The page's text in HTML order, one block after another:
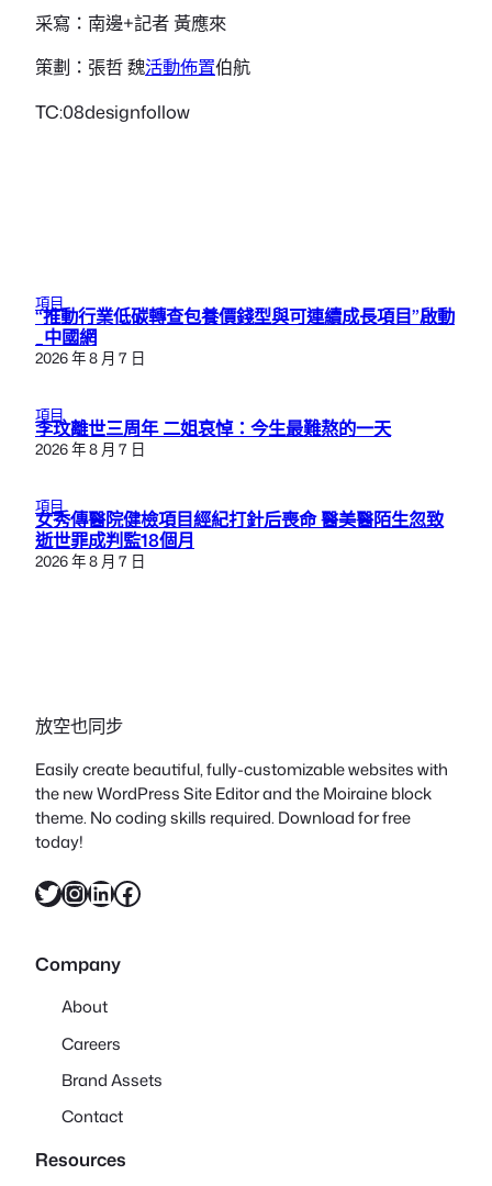
采寫：南邊+記者 黃應來
策劃：張哲 魏活動佈置伯航
TC:08designfollow
項目
“推動行業低碳轉查包養價錢型與可連續成長項目”啟動
_中國網
2026 年 8 月 7 日
項目
李玟離世三周年 二姐哀悼：今生最難熬的一天
2026 年 8 月 7 日
項目
女秀傳醫院健檢項目經紀打針后喪命 醫美醫陌生忽致
逝世罪成判監18個月
2026 年 8 月 7 日
放空也同步
Easily create beautiful, fully-customizable websites with
the new WordPress Site Editor and the Moiraine block
theme. No coding skills required. Download for free
today!
X InstagramLinkedIn Facebook
Company
About
Careers
Brand Assets
Contact
Resources